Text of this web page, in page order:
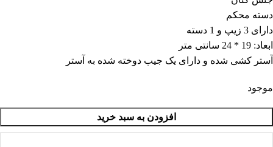
دسته محکم
دارای 3 زیپ و 1 دسته
ابعاد: 19 * 24 سانتی متر
آستر کشی شده و دارای یک جیب دوخته شده به آستر
موجود
افزودن به سبد خرید